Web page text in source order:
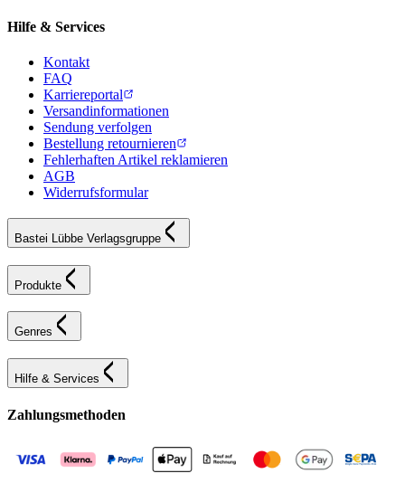
Hilfe & Services
Kontakt
FAQ
Karriereportal
Versandinformationen
Sendung verfolgen
Bestellung retournieren
Fehlerhaften Artikel reklamieren
AGB
Widerrufsformular
Bastei Lübbe Verlagsgruppe
Produkte
Genres
Hilfe & Services
Zahlungsmethoden